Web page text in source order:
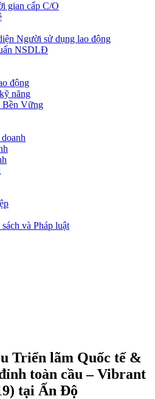
gian cấp C/O
Người sử dụng lao động
NSDLĐ
động
năng
Bền Vững
và Pháp luật
Triển lãm Quốc tế &
toàn cầu – Vibrant
tại Ấn Độ